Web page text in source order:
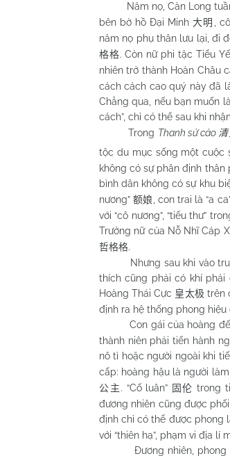
Năm nọ, Càn Long tuần
bên bờ hồ Đại Minh大明 ,
năm nọ phụ thân lưu lại, đi
格格. Còn nữ phi tặc Tiểu
nhiên trở thành Hoàn Châu
cách cách cao quý này đã
Chẳng qua, nếu bạn muốn
cách”, chỉ có thể sau khi
Trong Thanh sử cảo
tộc du mục sống một cuộc
không có sự phân định
bình dân không có sự khu
nương”额娘 , con trai là “a
với “cô nương”, “tiểu thư”
Trưởng nữ của Nỗ Nhĩ Cáp
哲格格.
Nhưng sau khi vào trung
thích cũng phải có khí
Hoàng Thái Cực 皇太极 trên
định ra hệ thống phong hiệu
Con gái của hoàng đế
thành niên phải tiến hành
nô tì hoặc người ngoài khi
cấp: hoàng hậu là người
公主 . “Cố luân” 固伦 trong
đương nhiên cũng được
định chỉ có thể được phong
với “thiên hạ”, phạm vi địa
Đương nhiên, phong